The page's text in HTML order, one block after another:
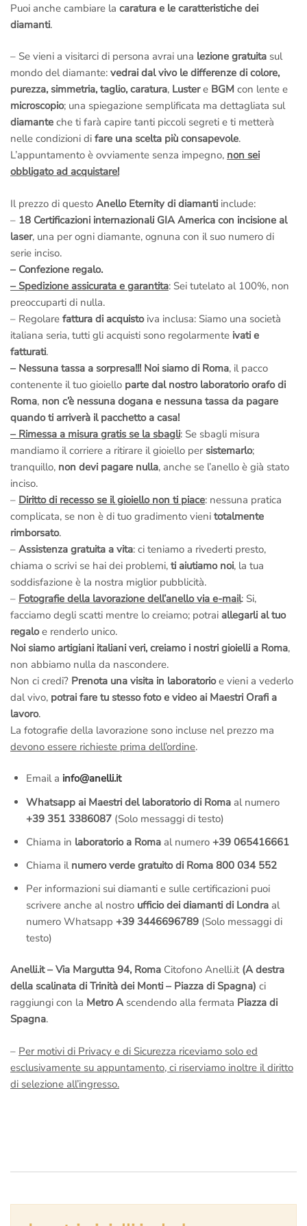
Puoi anche cambiare la caratura e le caratteristiche dei
diamanti.
– Se vieni a visitarci di persona avrai una lezione gratuita sul
mondo del diamante: vedrai dal vivo le differenze di colore,
purezza, simmetria, taglio, caratura, Lustere BGM con lente e
microscopio; una spiegazione semplificata ma dettagliata sul
diamante che ti farà capire tanti piccoli segreti e ti metterà
nelle condizioni di fare una scelta più consapevole.
L’appuntamento è ovviamente senza impegno, non sei
obbligato ad acquistare!
Il prezzo di questo Anello Eternity di diamanti include:
– 18 Certificazioni internazionali GIA America con incisione al
laser, una per ogni diamante, ognuna con il suo numero di
serie inciso.
– Confezione regalo.
– Spedizione assicurata e garantita: Sei tutelato al 100%, non
preoccuparti di nulla.
– Regolare fattura di acquistoiva inclusa: Siamo una società
italiana seria, tutti gli acquisti sono regolarmente ivati e
fatturati.
– Nessuna tassa a sorpresa!!! Noi siamo di Roma, il pacco
contenente il tuo gioiello parte dal nostro laboratorio orafo di
Roma, non c’è nessuna dogana e nessuna tassa da pagare
quando ti arriverà il pacchetto a casa!
– Rimessa a misura gratis se la sbagli: Se sbagli misura
mandiamo il corriere a ritirare il gioiello per sistemarlo;
tranquillo, non devi pagare nulla, anche se l’anello è già stato
inciso.
– Diritto di recesso se il gioiello non ti piace: nessuna pratica
complicata, se non è di tuo gradimento vieni totalmente
rimborsato.
– Assistenza gratuita a vita: ci teniamo a rivederti presto,
chiama o scrivi se hai dei problemi, ti aiutiamo noi, la tua
soddisfazione è la nostra miglior pubblicità.
– Fotografie della lavorazione dell’anello via e-mail: Si,
facciamo degli scatti mentre lo creiamo; potrai allegarli al tuo
regaloe renderlo unico.
Noi siamo artigiani italiani veri, creiamo i nostri gioielli a Roma,
non abbiamo nulla da nascondere.
Non ci credi? Prenota una visita in laboratorioe vieni a vederlo
dal vivo, potrai fare tu stesso foto e video ai Maestri Orafi a
lavoro.
La fotografie della lavorazione sono incluse nel prezzo ma
devono essere richieste prima dell’ordine.
Email a info@anelli.it
Whatsapp ai Maestri del laboratorio di Romaal numero
+39 351 3386087(Solo messaggi di testo)
Chiama in laboratorio a Romaal numero +39 065416661
Chiama il numero verde gratuito di Roma 800 034 552
Per informazioni sui diamanti e sulle certificazioni puoi
scrivere anche al nostro ufficio dei diamanti di Londraal
numero Whatsapp +39 3446696789(Solo messaggi di
testo)
Anelli.it – Via Margutta 94, Roma Citofono Anelli.it(A destra
della scalinata di Trinità dei Monti – Piazza di Spagna) ci
raggiungi con la Metro Ascendendo alla fermata Piazza di
Spagna.
– Per motivi di Privacy e di Sicurezza riceviamo solo ed
esclusivamente su appuntamento, ci riserviamo inoltre il diritto
di selezione all’ingresso.